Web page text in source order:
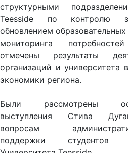
структурными
Teesside по контролю
обновлением
мониторинга
отмечены результаты
организаций и университета
экономики региона.
Были рассмотрены
выступления Стива
вопросам
поддержки